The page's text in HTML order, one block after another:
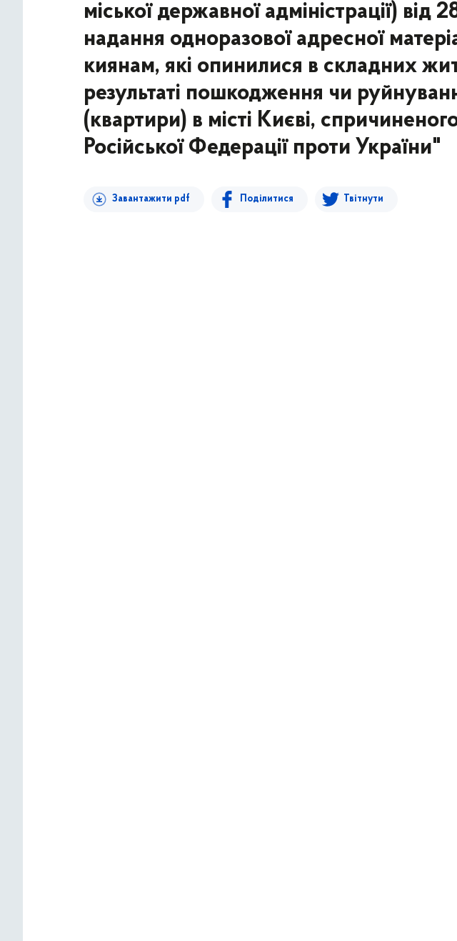
міської державної адміністрації)
надання одноразової адресної
киянам, які опинилися в складних
результаті пошкодження чи
(квартири) в місті Києві,
Російської Федерації проти України"
Завантажити pdf Поділитися Твітнути